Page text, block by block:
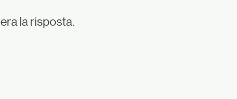
era la risposta.